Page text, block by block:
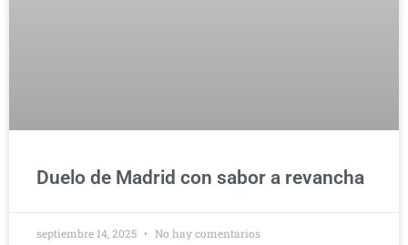
Duelo de Madrid con sabor a revancha
septiembre 14, 2025 No hay comentarios